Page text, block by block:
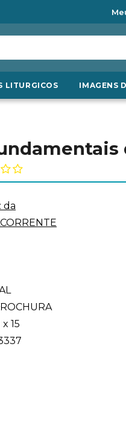
LITURGICOS IMAGENS
da
x 15